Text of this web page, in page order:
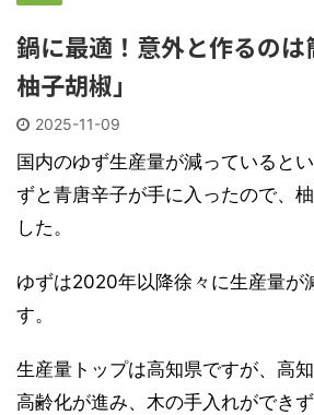
鍋に最適！意外と作るの
柚子胡椒」
2025-11-09
国内のゆず生産量が減っていると
ずと青唐辛子が手に入ったので、
した。
ゆずは2020年以降徐々に生産量が
す。
生産量トップは高知県ですが、高
高齢化が進み、木の手入れができ